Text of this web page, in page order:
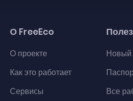
О FreeEco
О проекте
Как это работает
Сервисы
Новый
Все